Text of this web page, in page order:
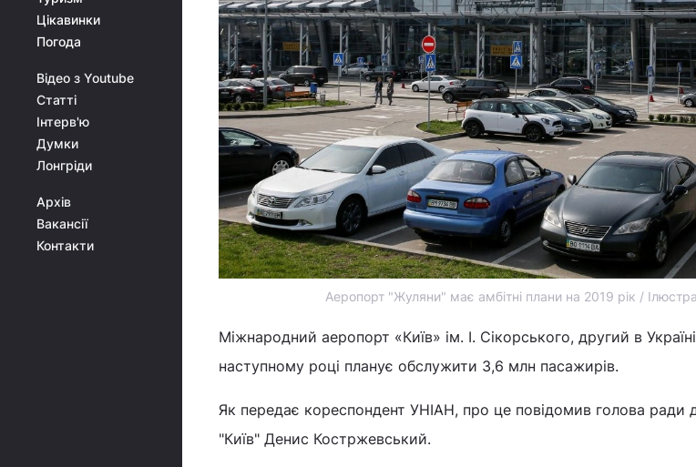
Цікавинки
Погода
Відео з Youtube
Статті
Інтерв'ю
Думки
Лонгріди
Архів
Вакансії
Контакти
Аеропорт "Жуляни" має амбітні плани на 2019 рік /
Міжнародний аеропорт «Київ» ім. І. Сікорського, другий в
наступному році планує обслужити 3,6 млн пасажирів.
Як передає кореспондент УНІАН, про це повідомив голова ради
"Київ" Денис Костржевський.